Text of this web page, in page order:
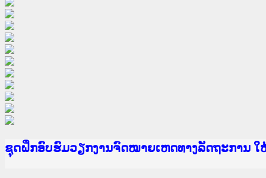
Ministry of Justice Lao PDR
ເຜີຍແຜ່ວັບໄຊຈົດໝາຍເຫດທາງລັດຖະການ ແລະ ແອັ
ກະຊວງຍຸຕິທຳ
ຊຸດຝຶກອົບຮົມວຽກງານຈົດໝາຍເຫດທາງລັດຖະການ
ກອງປະຊຸມທົບທວນຄືນການຈັດຕັ້ງປະຕິບັດວຽກງານຈົ
ຝຶກອົບຮົມ ຜູ່ປະສານງານວຽກງານຈົດໝາຍເຫດທາງລັ
ຝຶກອົບຮົມ ຜູ່ປະສານງານວຽກງານຈົດໝາຍເຫດທາງລັ
ເຜີຍແຜ່ແອັບກົດໝາຍລາວ ແລະ ເວັບໄຊຈົດໝາຍເຫດ
ເຜີຍແຜ່ແອັບກົດໝາຍລາວ ແລະ ເວັບໄຊຈົດໝາຍເຫດ
ຍົກລະດັບວຽກງານຈົດໝາຍເຫດທາງລັດຖະການໃຫ້ຜູ້
ຊຸດຝຶກອົບຮົມວຽກງານຈົດໝາຍເຫດທາງລັດຖະການ ໃ